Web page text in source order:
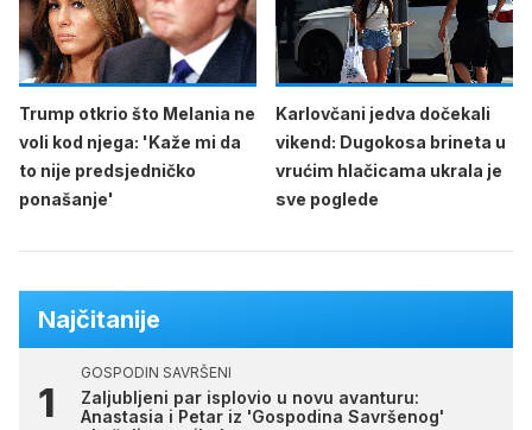
Trump otkrio što Melania ne
voli kod njega: 'Kaže mi da
to nije predsjedničko
ponašanje'
Karlovčani jedva dočekali
vikend: Dugokosa brineta u
vrućim hlačicama ukrala je
sve poglede
Najčitanije
GOSPODIN SAVRŠENI
Zaljubljeni par isplovio u novu avanturu:
Anastasia i Petar iz 'Gospodina Savršenog'